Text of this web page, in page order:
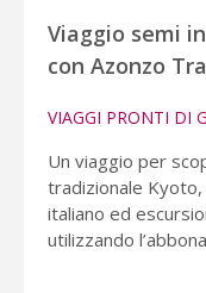
Viaggio semi
con Azonzo
VIAGGI PRONTI DI
Un viaggio per
tradizionale
italiano ed
utilizzando